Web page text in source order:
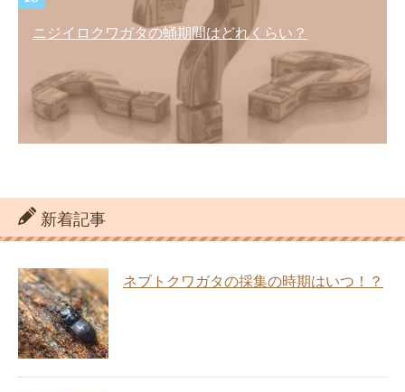
ニジイロクワガタの蛹期間はどれくらい？
新着記事
ネブトクワガタの採集の時期はいつ！？